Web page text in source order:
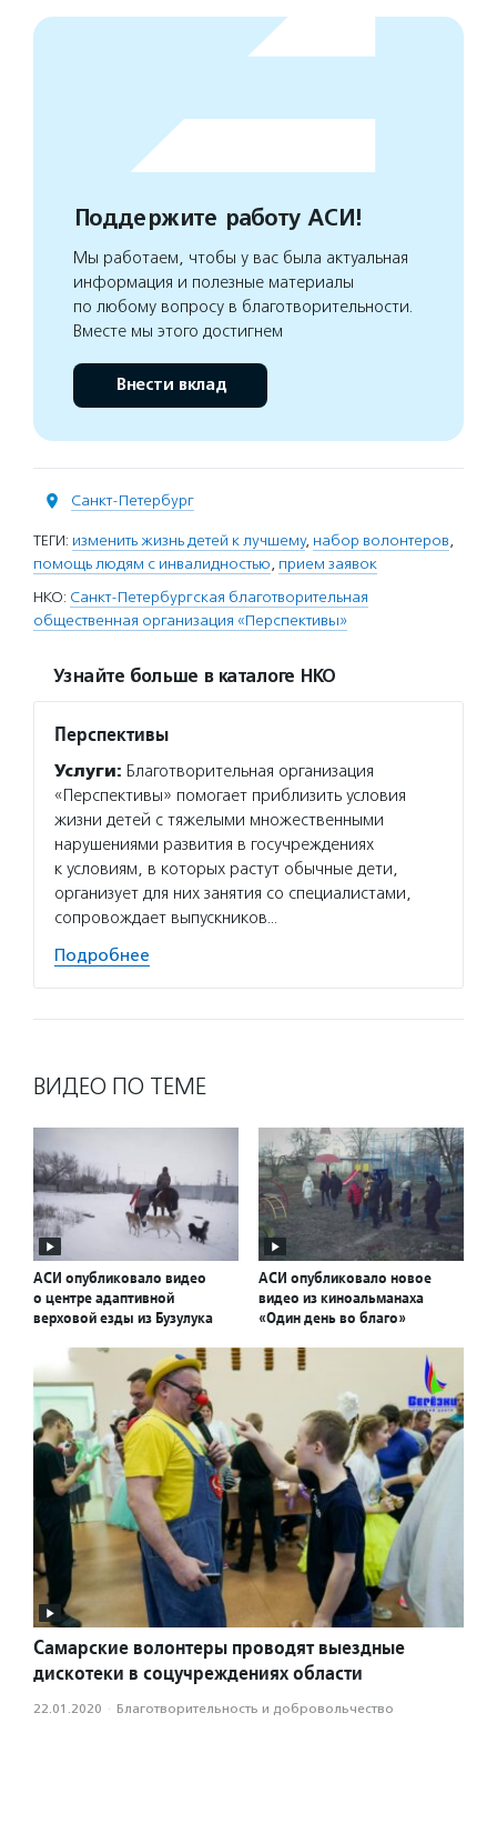
Поддержите работу АСИ!
Мы работаем, чтобы у вас была актуальная
информация и полезные материалы
по любому вопросу в благотворительности.
Вместе мы этого достигнем
Внести вклад
Санкт-Петербург
ТЕГИ: изменить жизнь детей к лучшему, набор волонтеров,
помощь людям с инвалидностью, прием заявок
НКО: Санкт-Петербургская благотворительная
общественная организация «Перспективы»
Узнайте больше в каталоге НКО
Перспективы
Услуги: Благотворительная организация
«Перспективы» помогает приблизить условия
жизни детей с тяжелыми множественными
нарушениями развития в госучреждениях
к условиям, в которых растут обычные дети,
организует для них занятия со специалистами,
сопровождает выпускников…
Подробнее
ВИДЕО ПО ТЕМЕ
АСИ опубликовало видео
о центре адаптивной
верховой езды из Бузулука
АСИ опубликовало новое
видео из киноальманаха
«Один день во благо»
Самарские волонтеры проводят выездные
дискотеки в соцучреждениях области
22.01.2020 · Благотвори­тель­ность и доброволь­чест­во